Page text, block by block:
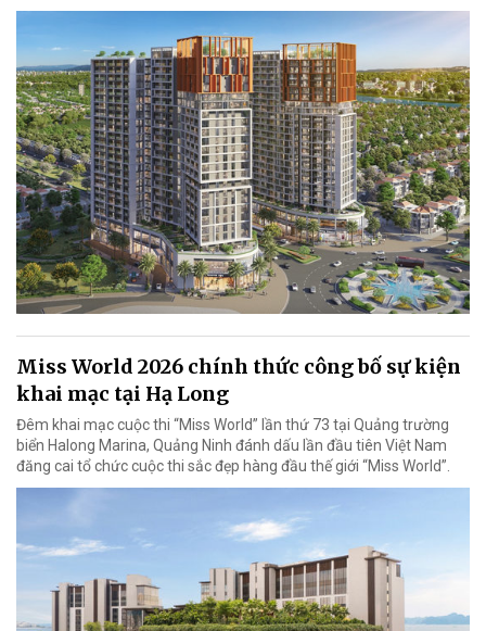
Miss World 2026 chính thức công bố sự kiện
khai mạc tại Hạ Long
Đêm khai mạc cuộc thi “Miss World” lần thứ 73 tại Quảng trường
biển Halong Marina, Quảng Ninh đánh dấu lần đầu tiên Việt Nam
đăng cai tổ chức cuộc thi sắc đẹp hàng đầu thế giới “Miss World”.